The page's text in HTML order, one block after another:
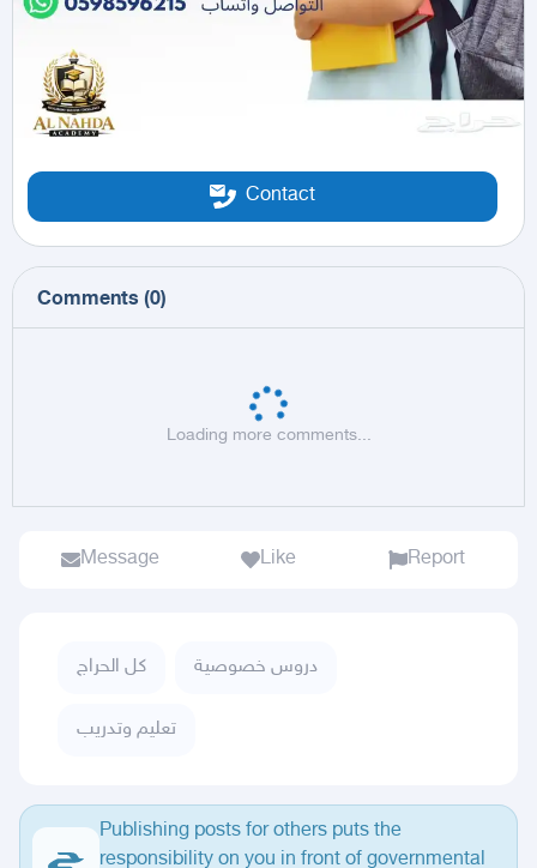
Contact
Comments (0)
Loading more comments...
Message Like Report
كل الحراج دروس خصوصية
تعليم وتدريب
Publishing posts for others puts the
responsibility on you in front of governmental